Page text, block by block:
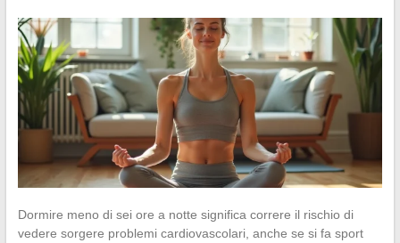
Dormire meno di sei ore a notte significa correre il rischio di
vedere sorgere problemi cardiovascolari, anche se si fa sport